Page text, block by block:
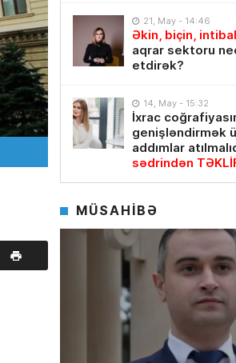
21, May - 14:46
Əkin, biçin,
aqrar sektoru
etdirək?
14, May - 15:32
İxrac
genişləndirmək
addımlar
sədrindən
MÜSAHİBƏ